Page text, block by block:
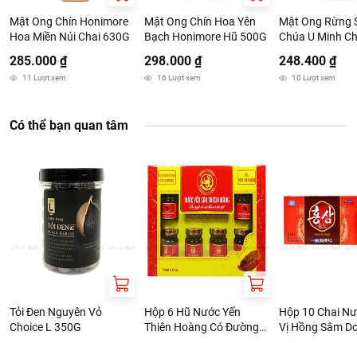
Mật Ong Chín Honimore
Hoa Miền Núi Chai 630G
285.000 ₫
11 Lượt xem
Mật Ong Chín Hoa Yên
Bạch Honimore Hũ 500G
298.000 ₫
16 Lượt xem
Mật Ong Rừng
Chúa U Minh
248.400 ₫
10 Lượt xem
Có thể bạn quan tâm
Tỏi Đen Nguyên Vỏ
Choice L 350G
Hộp 6 Hũ Nước Yến
Thiên Hoàng Có Đường
Hộp 10 Chai
Vị Hồng Sâm